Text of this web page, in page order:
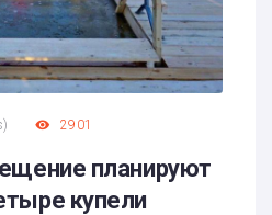
) 2901
планируют
купели